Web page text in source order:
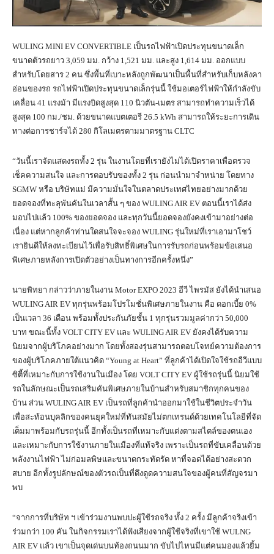
WULING MINI EV CONVERTIBLE เป็นรถไฟฟ้าเปิดประทุนขนาดเล็ก
ขนาดตัวรถยาว 3,059 มม. กว้าง 1,521 มม. และสูง 1,614 มม. ออกแบบ
สำหรับโดยสาร 2 คน ซึ่งพื้นที่เบาะหลังถูกพัฒนาเป็นพื้นที่สำหรับเก็บหลังคา
อ่อนของรถ รถไฟฟ้าเปิดประทุนขนาดเล็กรุ่นนี้ ใช้มอเตอร์ไฟฟ้าให้กำลังขับ
เคลื่อน 41 แรงม้า มีแรงบิดสูงสุด 110 นิวตัน-เมตร สามารถทำความเร็วได้
สูงสุด 100 กม./ชม. ด้วยขนาดแบตเตอรี 26.5 kWh สามารถให้ระยะการเดิน
ทางต่อการชาร์จได้ 280 กิโลเมตรตามมาตรฐาน CLTC
“วันนี้เราจัดแสดงรถทั้ง 2 รุ่น ในงานโดยที่เรายังไม่ได้เปิดราคาเพื่อตรวจ
เช็คความสนใจ และการตอบรับของทั้ง 2 รุ่น ก่อนนำมาจำหน่าย โดยทาง
SGMW หรือ บริษัทแม่ มีความมั่นใจในตลาดประเทศไทยอย่างมากด้วย
ยอดจองที่ทะลุพันคันในเวลาสั้น ๆ ของ WULING AIR EV ตอนนี้เราได้ส่ง
มอบไปแล้ว 100% ของยอดจอง และทุกวันนี้ยอดจองยังคงเข้ามาอย่างต่อ
เนื่อง แต่หากลูกค้าท่านใดสนใจจะจอง WULING รุ่นใหม่ที่เราเอามาโชว์
เรายินดีให้ลงทะเบียนไว้เพื่อรับสิทธิ์พิเศษในการรับรถก่อนพร้อมข้อเสนอ
พิเศษภายหลังการเปิดตัวอย่างเป็นทางการอีกครั้งหนึ่ง”
นายพิทยา กล่าวว่าภายในงาน Motor EXPO 2023 อีวี ไพรมัส ยังได้นำเสนอ
WULING AIR EV ทุกรุ่นพร้อมโปรโมชั่นพิเศษภายในงาน คือ ดอกเบี้ย 0%
เป็นเวลา 36 เดือน พร้อมทั้งประกันภัยชั้น 1 ทุกรุ่นรวมมูลค่ากว่า 50,000
บาท ขณะนี้ทั้ง VOLT CITY EV และ WULING AIR EV ยังคงได้รับความ
นิยมจากผู้บริโภคอย่างมาก โดยทั้งสองรุ่นสามารถตอบโจทย์ความต้องการ
ของผู้บริโภคภายใต้แนวคิด “Young at Heart” ที่ลูกค้าได้เปิดใจใช้รถอีวีแบบ
ซิตี้ที่เหมาะกับการใช้งานในเมือง โดย VOLT CITY EV ผู้ใช้รถรุ่นนี้ นิยมใช้
รถในลักษณะเป็นรถเสริมคันพิเศษภายในบ้านสำหรับสมาชิกทุกคนของ
บ้าน ส่วน WULING AIR EV เป็นรถที่ลูกค้านำออกมาใช้ในชีวิตประจำวัน
เพื่อสะท้อนบุคลิกของคนยุคใหม่ที่ทันสมัยไม่ตกเทรนด์ด้วยเทคโนโลยีที่จัด
เต็มมาพร้อมกับรถรุ่นนี้ อีกทั้งเป็นรถที่เหมาะกับแต่งตามสไตล์ของตนเอง
และเหมาะกับการใช้งานภายในเมืองที่แท้จริง เพราะเป็นรถที่ขับเคลื่อนด้วย
พลังงานไฟฟ้า ไม่ก่อมลพิษและขนาดกระทัดรัด หาที่จอดได้อย่างสะดวก
สบาย อีกทั้งรูปลักษณ์ของตัวรถเป็นที่ดึงดูดความสนใจของผู้คนที่สัญจรมา
พบ
“จากการที่บริษัท ฯ เข้าร่วมงานพบปะผู้ใช้รถจริง ทั้ง 2 ครั้ง มีลูกค้าจริงเข้า
ร่วมกว่า 100 คัน ในกิจกรรมเราได้ฟังเสียงจากผู้ใช้จริงที่เขาใช้ WULNG
AIR EV แล้ว เขาเป็นจุดเด่นบนท้องถนนมาก ขับไปไหนมีแต่คนมองแล้วยิ้ม